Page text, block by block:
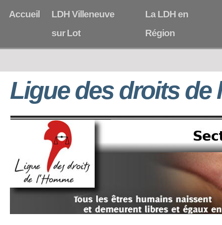
Accueil
LDH Villeneuve
sur Lot
La LDH en
Région
Ligue des droits de